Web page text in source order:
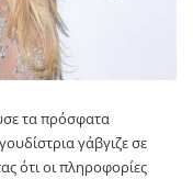
τα πρόσφατα
γάβγιζε σε
ότι οι πληροφορίες